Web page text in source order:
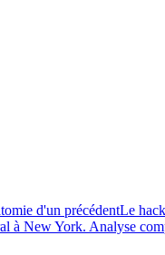
d'un précédentLe
à New York. Analyse